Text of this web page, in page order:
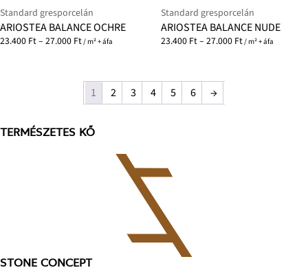
Standard gresporcelán
ARIOSTEA BALANCE OCHRE
23.400 Ft– 27.000 Ft/ m² + áfa
Standard gresporcelán
ARIOSTEA BALANCE NUDE
23.400 Ft– 27.000 Ft/ m² + áfa
1 2 3 4 5 6 →
TERMÉSZETES KŐ
STONE CONCEPT